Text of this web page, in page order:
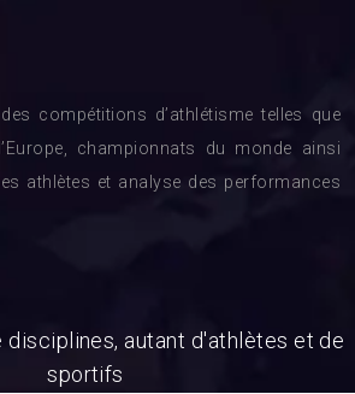
compétitions d’athlétisme telles que
championnats du monde ainsi
athlètes et analyse des performances
disciplines, autant d'athlètes et de
sportifs